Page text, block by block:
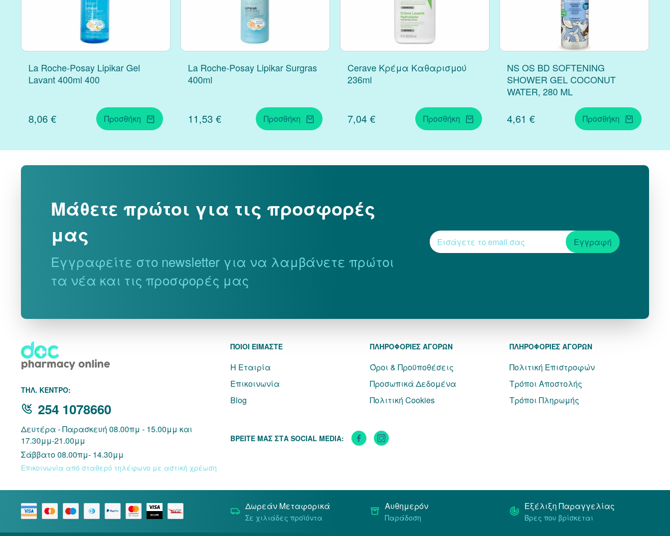
La Roche-Posay Lipikar Gel
Lavant 400ml 400
8,06 € Προσθήκη
La Roche-Posay Lipikar Surgras
400ml
11,53 € Προσθήκη
Cerave Κρέμα Καθαρισμού
236ml
7,04 € Προσθήκη
NS OS BD SOFTENING
SHOWER GEL COCONUT
WATER, 280 ML
4,61 € Προσθήκη
Μάθετε πρώτοι για τις προσφορές
μας
Εγγραφείτε στο newsletter για να λαμβάνετε πρώτοι
τα νέα και τις προσφορές μας
Εγγραφή
THΛ. ΚΕΝΤΡΟ:
254 1078660
Δευτέρα - Παρασκευή 08.00πμ - 15.00μμ και
17.30μμ-21.00μμ
Σάββατο 08.00πμ- 14.30μμ
Επικοινωνία από σταθερό τηλέφωνο με αστική χρέωση
ΠΟΙΟΙ ΕΙΜΑΣΤΕ
Η Εταιρία
Επικοινωνία
Blog
ΠΛΗΡΟΦΟΡΙΕΣ ΑΓΟΡΩΝ
Όροι & Προϋποθέσεις
Προσωπικά Δεδομένα
Πολιτική Cookies
ΠΛΗΡΟΦΟΡΙΕΣ ΑΓΟΡΩΝ
Πολιτική Επιστροφών
Τρόποι Αποστολής
Τρόποι Πληρωμής
ΒΡΕΙΤΕ ΜΑΣ ΣΤΑ SOCIAL MEDIA:
Δωρεάν Μεταφορικά
Σε χιλιάδες προϊόντα
Αυθημερόν
Παράδοση
Εξέλιξη Παραγγελίας
Βρες που βρίσκεται